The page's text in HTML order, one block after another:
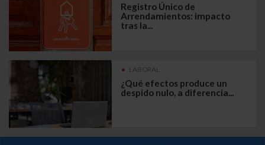
Registro Único de
Arrendamientos: impacto
tras la...
LABORAL
¿Qué efectos produce un
despido nulo, a diferencia...